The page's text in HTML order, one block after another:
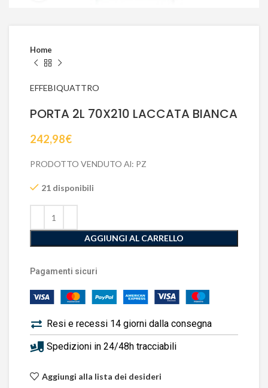
Home
EFFEBIQUATTRO
PORTA 2L 70X210 LACCATA BIANCA
242,98€
PRODOTTO VENDUTO Al: PZ
21 disponibili
AGGIUNGI AL CARRELLO
Pagamenti sicuri
Resi e recessi 14 giorni dalla consegna
Spedizioni in 24/48h tracciabili
Aggiungi alla lista dei desideri